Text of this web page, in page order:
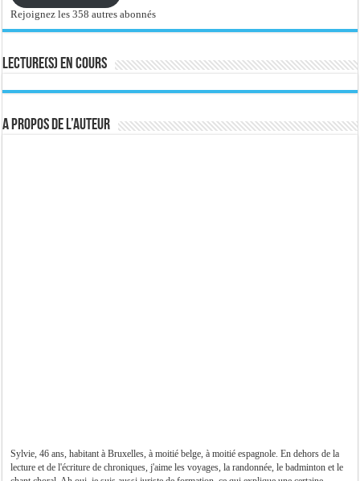
Rejoignez les 358 autres abonnés
Lecture(s) en cours
A propos de l’auteur
Sylvie, 46 ans, habitant à Bruxelles, à moitié belge, à moitié espagnole. En dehors de la
lecture et de l'écriture de chroniques, j'aime les voyages, la randonnée, le badminton et le